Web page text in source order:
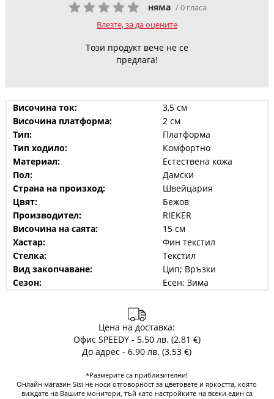
няма / 0 гласа
Влезте, за да оцените
Този продукт вече не се
предлага!
Височина ток:
3,5 см
Височина платформа:
2 см
Тип:
Платформа
Тип ходило:
Комфортно
Материал:
Естествена кожа
Пол:
Дамски
Страна на произход:
Швейцария
Цвят:
Бежов
Производител:
RIEKER
Височина на саята:
15 см
Хастар:
Фин текстил
Стелка:
Текстил
Вид закопчаване:
Цип; Връзки
Сезон:
Есен; Зима
Цена на доставка:
Офис SPEEDY - 5.50 лв. (2.81 €)
До адрес - 6.90 лв. (3.53 €)
*Размерите са приблизителни!
Онлайн магазин Sisi не носи отговорност за цветовете и яркостта, която
виждате на Вашите монитори, тъй като настройките на всеки един са